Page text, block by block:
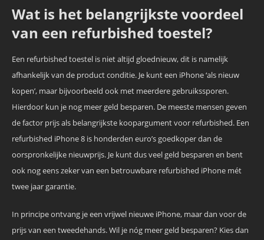
Wat is het belangrijkste voordeel
van een refurbished toestel?
Een refurbished toestel is niet altijd gloednieuw, dit is namelijk
afhankelijk van de product conditie. Je kunt een iPhone ‘als nieuw
kopen’, maar bijvoorbeeld ook met meerdere gebruikssporen.
Hierdoor kun je nog meer geld besparen. De meeste mensen geven
de factor prijs als belangrijkste koopargument voor refurbished. Een
refurbished iPhone 8 is honderden euro’s goedkoper dan de
oorspronkelijke nieuwprijs. Je kunt dus veel geld besparen en bent
ook nog eens zeker van een betrouwbare refurbished iPhone mét
twee jaar garantie.
In principe ontvang je een vrijwel nieuwe iPhone, maar dan voor de
prijs van een tweedehands. Wil je nóg meer geld besparen? Kies dan